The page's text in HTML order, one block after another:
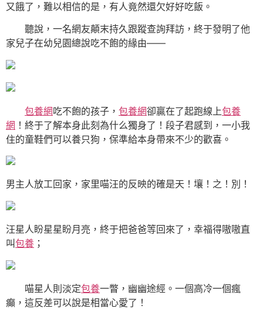
又餓了，難以相信的是，有人竟然還欠好好吃飯。
聽說，一名網友顛末持久跟蹤查詢拜訪，終于發明了他
家兒子在幼兒園總說吃不飽的緣由——
包養網吃不飽的孩子， 包養網卻贏在了起跑線上包養
網 ！終于了解本身此刻為什么獨身了！段子君感到，一小我
住的童鞋們可以養只狗，保準給本身帶來不少的歡喜。
男主人放工回家，家里喵汪的反映的確是天！壤！之！別！
汪星人盼星星盼月亮，終于把爸爸等回來了，幸福得嗷嗷直
叫包養 ；
喵星人則淡定包養一瞥，幽幽途經。一個高冷一個瘋
癲，這反差可以說是相當心愛了！